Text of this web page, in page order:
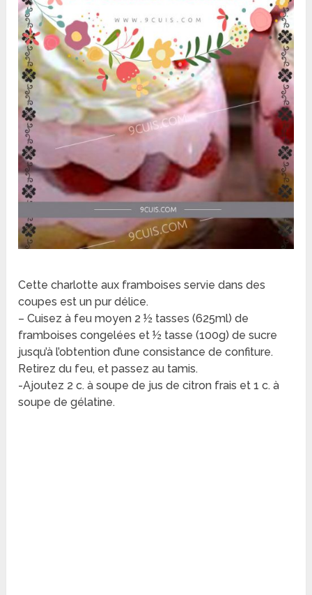
Cette charlotte aux framboises servie dans des
coupes est un pur délice.
– Cuisez à feu moyen 2 ½ tasses (625ml) de
framboises congelées et ½ tasse (100g) de sucre
jusqu’à l’obtention d’une consistance de confiture.
Retirez du feu, et passez au tamis.
-Ajoutez 2 c. à soupe de jus de citron frais et 1 c. à
soupe de gélatine.